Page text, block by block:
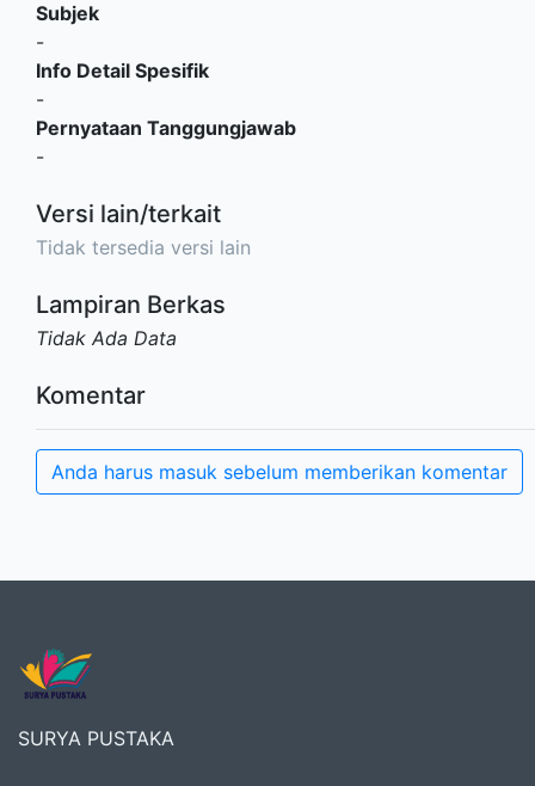
Subjek
-
Info Detail Spesifik
-
Pernyataan Tanggungjawab
-
Versi lain/terkait
Tidak tersedia versi lain
Lampiran Berkas
Tidak Ada Data
Komentar
Anda harus masuk sebelum memberikan komentar
SURYA PUSTAKA